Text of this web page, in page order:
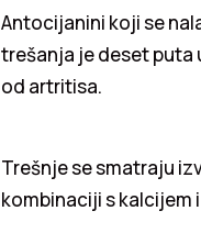
Antocijanini koji se
trešanja je deset puta
od artritisa.
Trešnje se smatraju
kombinaciji s